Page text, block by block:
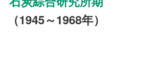
（1945～1968年）